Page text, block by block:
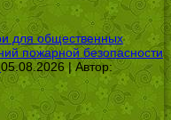
для общественных
пожарной безопасности
05.08.2026 | Автор: